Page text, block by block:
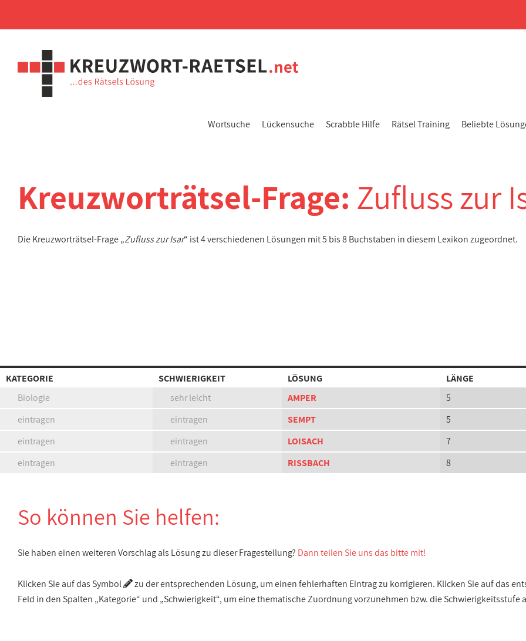
Wortsuche Lückensuche Scrabble Hilfe Rätsel Training Beliebte
Kreuzworträtsel-Frage: Zufluss zur
Die Kreuzworträtsel-Frage „Zufluss zur Isar“ ist 4 verschiedenen Lösungen mit 5 bis 8 Buchstaben in diesem Lexikon zugeordnet.
KATEGORIE SCHWIERIGKEIT LÖSUNG
LÄNGE
Biologie
sehr leicht AMPER
5
eintragen
eintragen SEMPT
5
eintragen
eintragen LOISACH
7
eintragen
eintragen RISSBACH 8
So können Sie helfen:
Sie haben einen weiteren Vorschlag als Lösung zu dieser Fragestellung? Dann teilen Sie uns das bitte mit!
Klicken Sie auf das Symbol
zu der entsprechenden Lösung, um einen fehlerhaften Eintrag zu korrigieren. Klicken Sie auf das
Feld in den Spalten „Kategorie“ und „Schwierigkeit“, um eine thematische Zuordnung vorzunehmen bzw. die Schwierigkeitsstufe